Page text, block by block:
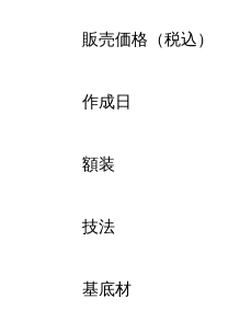
販売価格（税込）
作成日
額装
技法
基底材